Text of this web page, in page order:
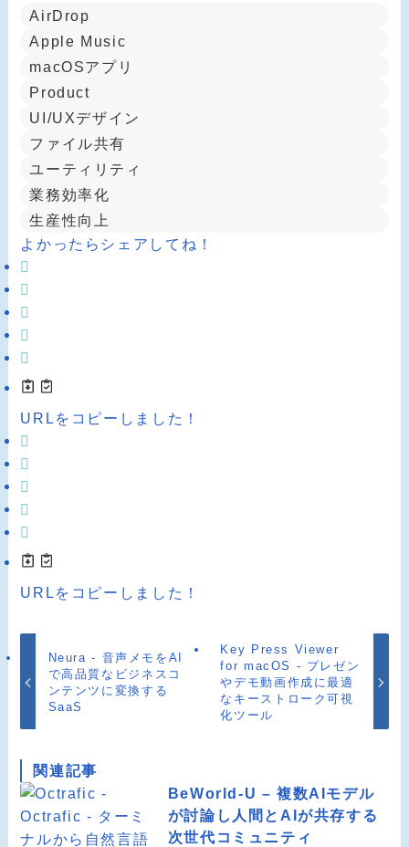
AirDrop
Apple Music
macOSアプリ
Product
UI/UXデザイン
ファイル共有
ユーティリティ
業務効率化
生産性向上
よかったらシェアしてね！
URLをコピーしました！
URLをコピーしました！
Neura - 音声メモをAI
で高品質なビジネスコ
ンテンツに変換する
SaaS
Key Press Viewer
for macOS - プレゼン
やデモ動画作成に最適
なキーストローク可視
化ツール
関連記事
BeWorld-U – 複数AIモデル
が討論し人間とAIが共存する
次世代コミュニティ